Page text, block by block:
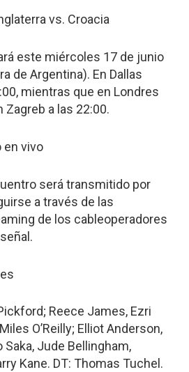
vs. Croacia
este miércoles 17 de junio
de Argentina). En Dallas
mientras que en Londres
Zagreb a las 22:00.
en vivo
será transmitido por
a través de las
de los cableoperadores
Reece James, Ezri
O’Reilly; Elliot Anderson,
Saka, Jude Bellingham,
Kane. DT: Thomas Tuchel.